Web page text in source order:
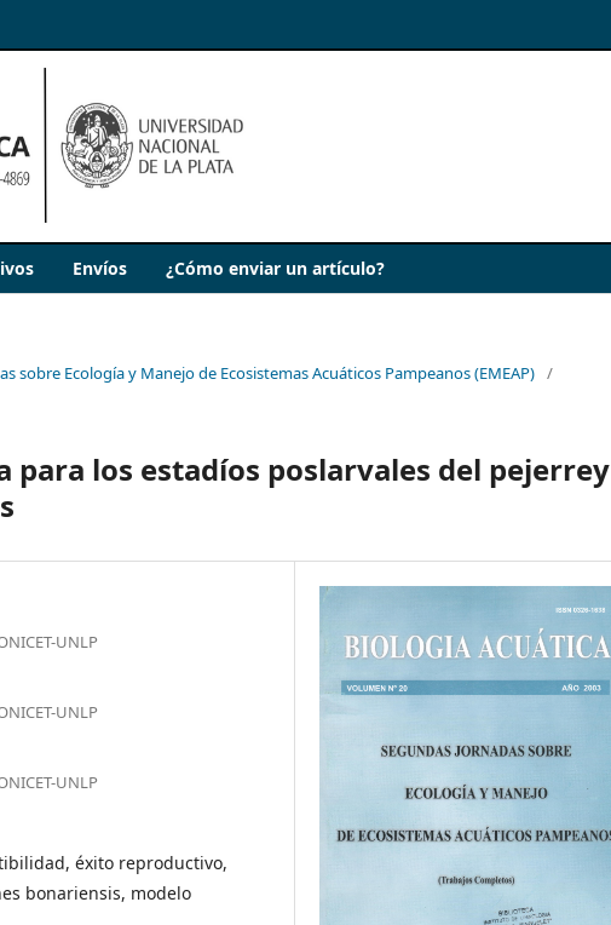
Envíos ¿Cómo enviar un artículo?
sobre Ecología y Manejo de Ecosistemas Acuáticos Pampeanos (EMEAP) /
para los estadíos poslarvales del pejerrey
UNLP
UNLP
UNLP
éxito reproductivo,
bonariensis, modelo